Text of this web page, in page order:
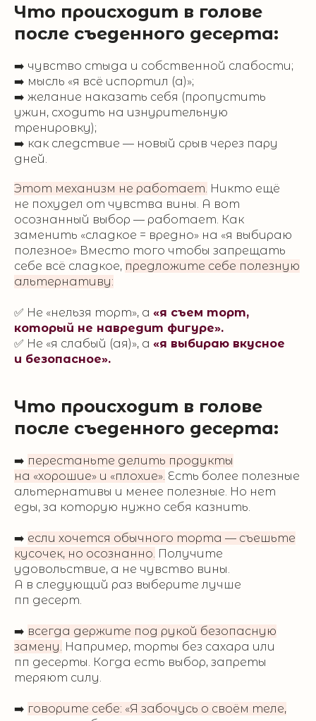
Что происходит в голове
после съеденного десерта:
➡️ чувство стыда и собственной слабости;
➡️ мысль «я всё испортил (а)»;
➡️ желание наказать себя (пропустить
ужин, сходить на изнурительную
тренировку);
➡️ как следствие — новый срыв через пару
дней.
Этот механизм не работает. Никто ещё
не похудел от чувства вины. А вот
осознанный выбор — работает. Как
заменить «сладкое = вредно» на «я выбираю
полезное» Вместо того чтобы запрещать
себе всё сладкое, предложите себе полезную
альтернативу:
✅ Не «нельзя торт», а «я съем торт,
который не навредит фигуре».
✅ Не «я слабый (ая)», а «я выбираю вкусное
и безопасное».
Что происходит в голове
после съеденного десерта:
➡️ перестаньте делить продукты
на «хорошие» и «плохие». Есть более полезные
альтернативы и менее полезные. Но нет
еды, за которую нужно себя казнить.
➡️ если хочется обычного торта — съешьте
кусочек, но осознанно. Получите
удовольствие, а не чувство вины.
А в следующий раз выберите лучше
пп десерт.
➡️ всегда держите под рукой безопасную
замену. Например, торты без сахара или
пп десерты. Когда есть выбор, запреты
теряют силу.
➡️ говорите себе: «Я забочусь о своём теле,